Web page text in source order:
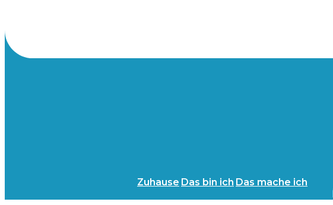
Zuhause Das bin ich Das mache ich